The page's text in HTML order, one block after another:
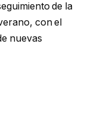
de la
con el
nuevas